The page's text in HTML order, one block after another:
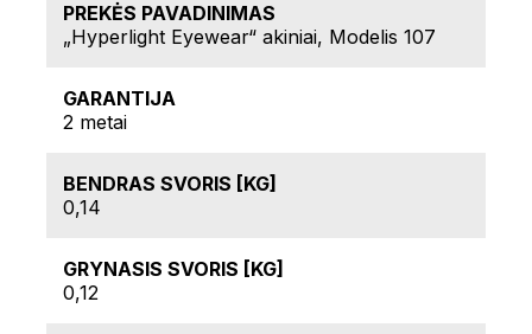
PREKĖS PAVADINIMAS
„Hyperlight Eyewear“ akiniai, Modelis 107
GARANTIJA
2 metai
BENDRAS SVORIS [KG]
0,14
GRYNASIS SVORIS [KG]
0,12